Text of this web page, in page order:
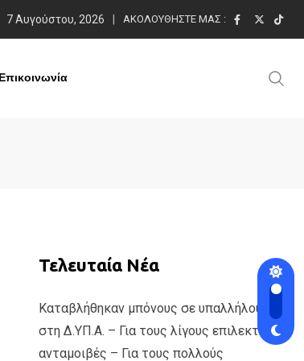
7 Αυγούστου, 2026 ΑΚΟΛΟΥΘΉΣΤΕ ΜΑΣ :
Επικοινωνία
Τελευταία Νέα
Καταβλήθηκαν μπόνους σε υπαλλήλους
στη Δ.ΥΠ.Α. – Για τους λίγους επιλεκτικές
ανταμοιβές – Για τους πολλούς